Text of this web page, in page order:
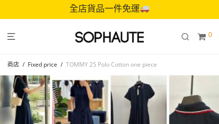
全店貨品一件免運
0
商店 / Fixed price / TOMMY 25 Polo Cotton one piece